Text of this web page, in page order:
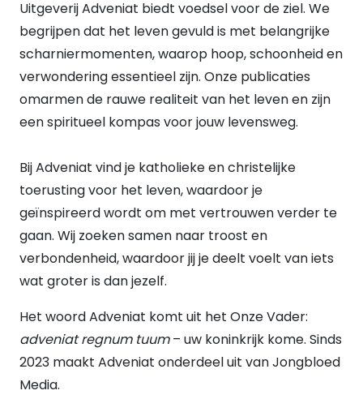
Nee (86)
Ja (53)
UITVOERING
Paperback
E-book (22)
Uitgeverij Adveniat biedt voedsel voor de ziel. We
begrijpen dat het leven gevuld is met belangrijke
scharniermomenten, waarop hoop, schoonheid en
verwondering essentieel zijn. Onze publicaties
omarmen de rauwe realiteit van het leven en zijn
een spiritueel kompas voor jouw levensweg.
Bij Adveniat vind je katholieke en christelijke
toerusting voor het leven, waardoor je
geïnspireerd wordt om met vertrouwen verder te
gaan. Wij zoeken samen naar troost en
verbondenheid, waardoor jij je deelt voelt van iets
wat groter is dan jezelf.
Het woord Adveniat komt uit het Onze Vader:
adveniat regnum tuum– uw koninkrijk kome. Sinds
2023 maakt Adveniat onderdeel uit van Jongbloed
Media.